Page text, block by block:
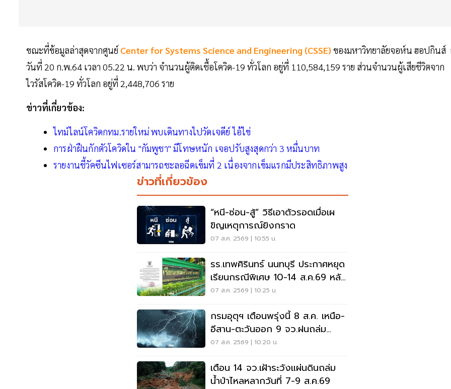
ขณะที่ข้อมูลล่าสุดจากศูนย์ Center for Systems Science and Engineering (CSSE) ของมหาวิทยาลัยจอห์น ฮอปกิน
วันที่ 20 ก.พ.64 เวลา 05.22 น. พบว่า จำนวนผู้ติดเชื้อโควิด-19 ทั่วโลก อยู่ที่ 110,584,159 ราย ส่วนจำนวนผู้เสียชีวิตจาก
ไวรัสโควิด-19 ทั่วโลก อยู่ที่ 2,448,706 ราย
ข่าวที่เกี่ยวข้อง:
ไทม์ไลน์โควิดกทม.รายใหม่ พบเดินทางไปวัดเจดีย์ ไอ้ไข่
การฝ่าฝืนกักตัวโควิดใน "กัมพูชา" มีโทษหนัก เจอปรับสูงสุดกว่า 3 หมื่นบาท
รายงานชี้วัคซีนไฟเซอร์สามารถชะลอฉีดเข็มที่ 2 เนื่องจากเข็มแรกมีประสิทธิภาพสูง
ข่าวที่เกี่ยวข้อง
“หนี-ซ่อน-สู้” วิธีเอาตัวรอดเมื่อเผ
ขิญเหตุการณ์ยิงกราด
07 ส.ค. 2569 | 10:55 น.
รร.เทพศิรินทร์ นนทบุรี ประกาศหยุด
เรียนกรณีพิเศษ 10-14 ส.ค.69 หลัง
เหตุกราดยิง
07 ส.ค. 2569 | 10:25 น.
กรมอุตุฯ เตือนพรุ่งนี้ 8 ส.ค. เหนือ-
อีสาน-ตะวันออก 9 จว.ฝนถล่ม
ระวังน้ำท่วมฉับพลัน
07 ส.ค. 2569 | 10:20 น.
เตือน 14 จว.เฝ้าระวังแผ่นดินถล่ม
น้ำป่าไหลหลากวันที่ 7-9 ส.ค.69